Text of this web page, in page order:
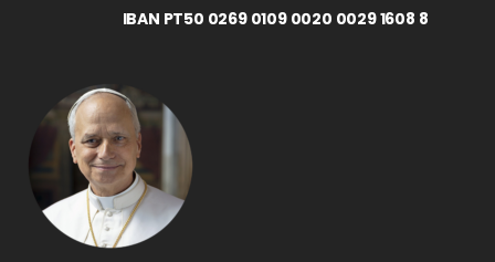
IBAN PT50 0269 0109 0020 0029 1608 8